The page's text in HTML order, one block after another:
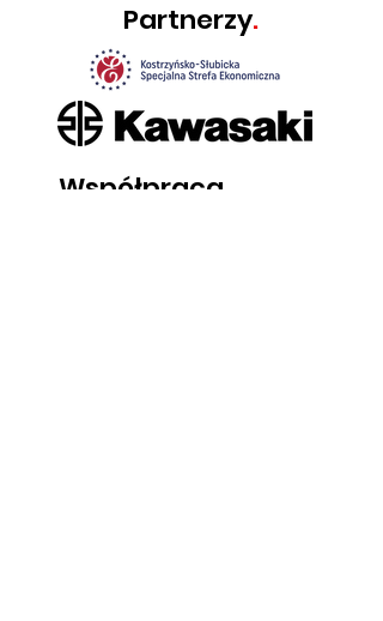
Partnerzy.
Współpraca